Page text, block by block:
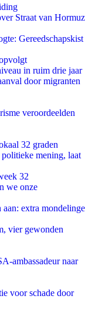
Straat van Hormuz
Gereedschapskist
in ruim drie jaar
door migranten
veroordeelden
32 graden
politieke mening, laat
32
we onze
extra mondelinge
vier gewonden
ambassadeur naar
voor schade door